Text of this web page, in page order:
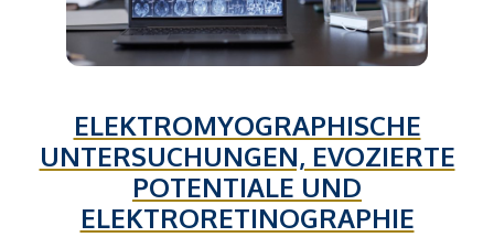
ELEKTROMYOGRAPHISCHE
UNTERSUCHUNGEN, EVOZIERTE
POTENTIALE UND
ELEKTRORETINOGRAPHIE